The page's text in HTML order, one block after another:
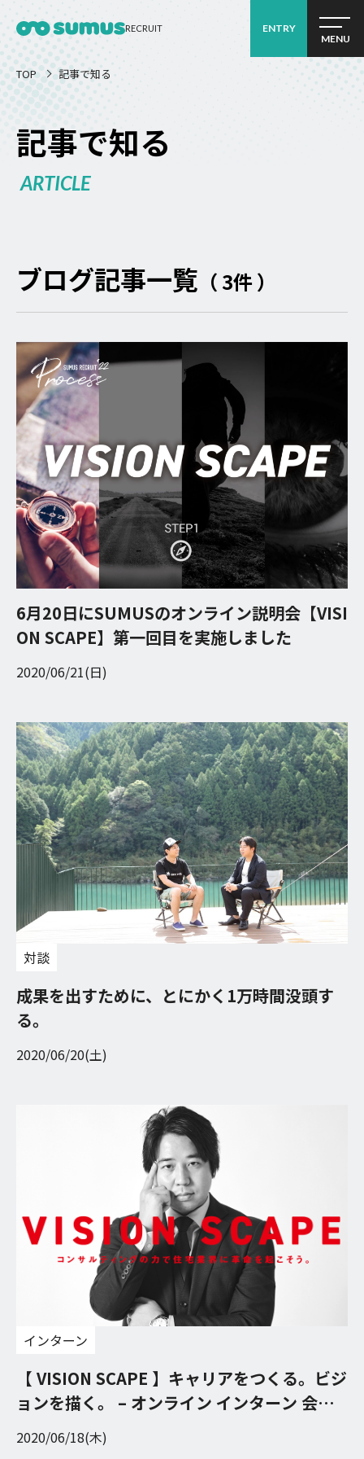
RECRUIT
ENTRY
MENU
記事で知る
ARTICLE
TOP 記事で知る
ブログ記事一覧 （ 3件 ）
6月20日にSUMUSのオンライン説明会【VISI
ON SCAPE】第一回目を実施しました
2020/06/21(日)
成果を出すために、とにかく1万時間没頭す
る。
2020/06/20(土)
対談
【 VISION SCAPE 】キャリアをつくる。ビジ
ョンを描く。 – オンライン インターン 会社
説明会
2020/06/18(木)
インターン